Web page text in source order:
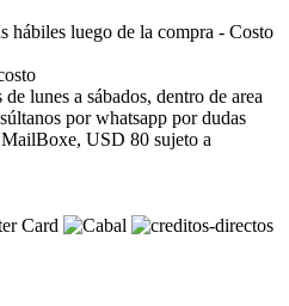
hábiles luego de la compra - Costo
de lunes a sábados, dentro de area
por whatsapp por dudas
USD 80 sujeto a